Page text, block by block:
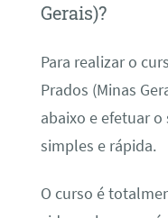
Gerais)?
Para realizar o
Prados (Minas
abaixo e efetuar
simples e rápida.
O curso é